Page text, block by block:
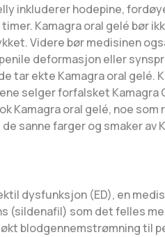
inkluderer hodepine,
Kamagra oral gelé bør
Videre bør medisinen
deformasjon eller
ekte Kamagra oral gelé.
selger forfalsket Kamagra
Kamagra oral gelé, noe
sanne farger og smaker av
dysfunksjon (ED), en
som det felles
blodgennemstrømning til